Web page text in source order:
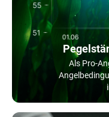
Als Pro-